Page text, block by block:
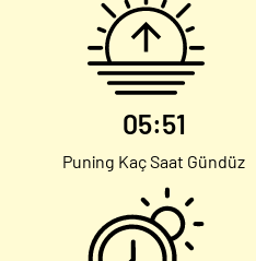
05:51
Puning Kaç Saat Gündüz